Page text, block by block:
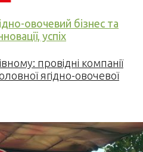
овочевий бізнес та
успіх
провідні компанії
ягідно-овочевої